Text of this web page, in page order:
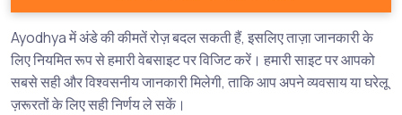
Ayodhya में अंडे की कीमतें रोज़ बदल सकती हैं, इसलिए ताज़ा जानकारी के
लिए नियमित रूप से हमारी वेबसाइट पर विजिट करें। हमारी साइट पर आपको
सबसे सही और विश्वसनीय जानकारी मिलेगी, ताकि आप अपने व्यवसाय या घरेलू
ज़रूरतों के लिए सही निर्णय ले सकें।